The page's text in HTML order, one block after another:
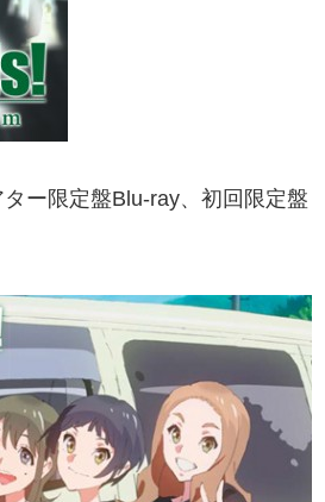
ー限定盤Blu-ray、初回限定盤